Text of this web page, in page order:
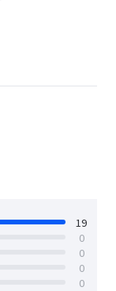
19
0
0
0
0